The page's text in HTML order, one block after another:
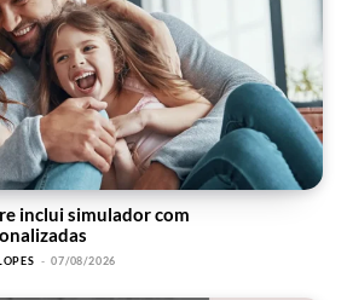
inclui simulador com
- 07/08/2026